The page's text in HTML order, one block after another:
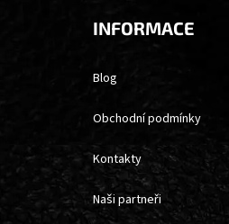
INFORMACE
Blog
Obchodní podmínky
Kontakty
Naši partneři